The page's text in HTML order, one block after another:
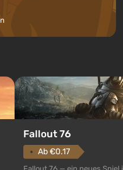
Fallout 76
Ab €0.17